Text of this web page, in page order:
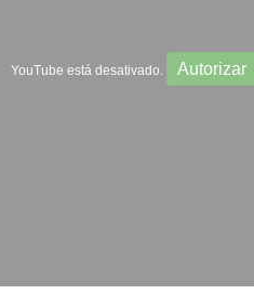
YouTube está desativado. Autorizar